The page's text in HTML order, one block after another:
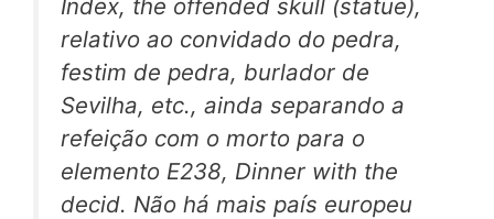
Index, the offended skull (statue),
relativo ao convidado do pedra,
festim de pedra, burlador de
Sevilha, etc., ainda separando a
refeição com o morto para o
elemento E238, Dinner with the
decid. Não há mais país europeu